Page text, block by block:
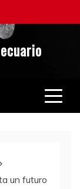
un futuro